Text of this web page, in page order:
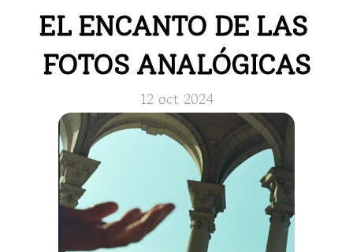
Articulos
Que es The Heavener
Contacto
EL ENCANTO DE LAS
FOTOS ANALÓGICAS
12 oct 2024